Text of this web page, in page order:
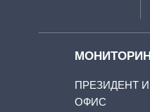
ПРЕЗИДЕНТ И
ОФИС